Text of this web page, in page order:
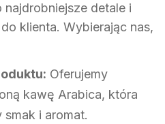
najdrobniejsze detale i
klienta. Wybierając nas,
Oferujemy
kawę Arabica, która
smak i aromat.